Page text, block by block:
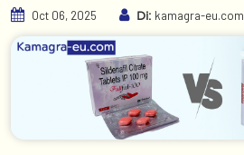
Oct 06, 2025 Di: kamagra-eu.com